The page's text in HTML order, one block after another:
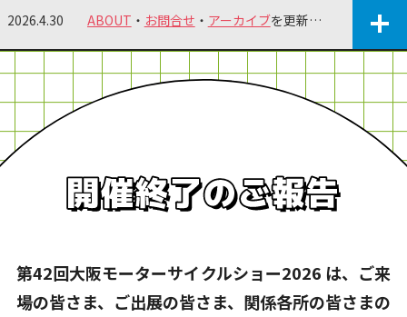
2026.4.30 ABOUT ・ お問合せ ・ アーカイブを更新しました！
第42回大阪モーターサイクルショー2026 は、ご来
場の皆さま、ご出展の皆さま、関係各所の皆さまの